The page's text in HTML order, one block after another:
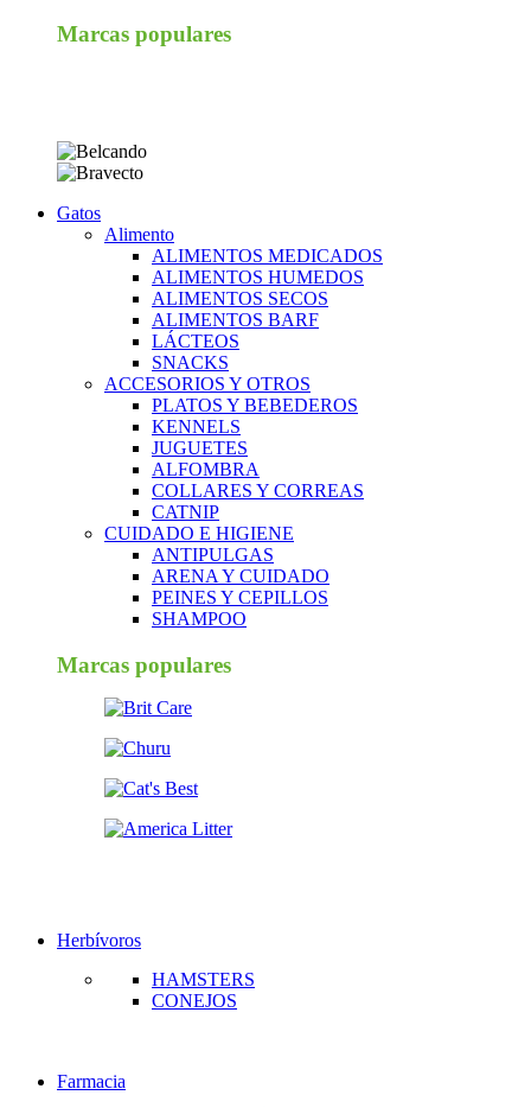
Marcas populares
Gatos
Alimento
ALIMENTOS MEDICADOS
ALIMENTOS HUMEDOS
ALIMENTOS SECOS
ALIMENTOS BARF
LÁCTEOS
SNACKS
ACCESORIOS Y OTROS
PLATOS Y BEBEDEROS
KENNELS
JUGUETES
ALFOMBRA
COLLARES Y CORREAS
CATNIP
CUIDADO E HIGIENE
ANTIPULGAS
ARENA Y CUIDADO
PEINES Y CEPILLOS
SHAMPOO
Marcas populares
Herbívoros
HAMSTERS
CONEJOS
Farmacia